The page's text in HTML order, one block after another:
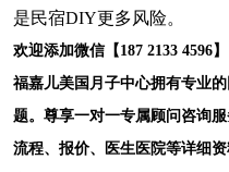
是民宿DIY更多风险。
欢迎添加微信【187 2133 4596
福嘉儿美国月子中心拥有专业
题。尊享一对一专属顾问咨询
流程、报价、医生医院等详细